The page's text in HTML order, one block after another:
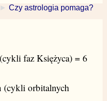
Czy astrologia pomaga?
faz Księżyca) = 6
(cykli orbitalnych